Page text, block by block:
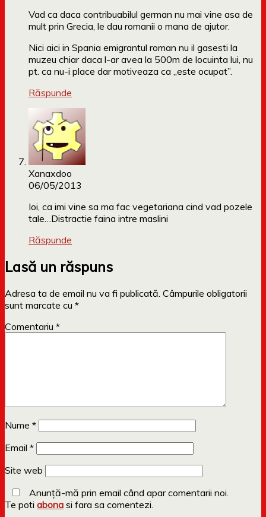
Vad ca daca contribuabilul german nu mai vine asa de
mult prin Grecia, le dau romanii o mana de ajutor.
Nici aici in Spania emigrantul roman nu il gasesti la
muzeu chiar daca l-ar avea la 500m de locuinta lui, nu
pt. ca nu-i place dar motiveaza ca „este ocupat”.
Răspunde
Xanaxdoo
06/05/2013
Ioi, ca imi vine sa ma fac vegetariana cind vad pozele
tale…Distractie faina intre maslini
Răspunde
Lasă un răspuns
Adresa ta de email nu va fi publicată. Câmpurile obligatorii
sunt marcate cu *
Comentariu *
Nume *
Email *
Site web
Anunță-mă prin email când apar comentarii noi.
Te poti abona si fara sa comentezi.